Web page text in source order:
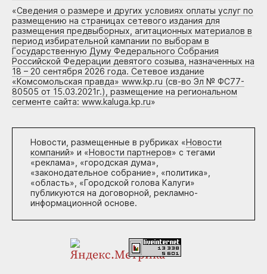
«Сведения о размере и других условиях оплаты услуг по
размещению на страницах сетевого издания для
размещения предвыборных, агитационных материалов в
период избирательной кампании по выборам в
Государственную Думу Федерального Собрания
Российской Федерации девятого созыва, назначенных на
18 – 20 сентября 2026 года. Сетевое издание
«Комсомольская правда» www.kp.ru (св-во Эл № ФС77-
80505 от 15.03.2021г.), размещение на региональном
сегменте сайта: www.kaluga.kp.ru»
Новости, размещенные в рубриках «Новости
компаний» и «Новости партнеров» с тегами
«реклама», «городская дума»,
«законодательное собрание», «политика»,
«область», «Городской голова Калуги»
публикуются на договорной, рекламно-
информационной основе.